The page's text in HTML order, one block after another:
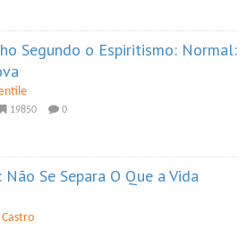
Segundo o Espiritismo: Normal:
19850 0
Não Se Separa O Que a Vida